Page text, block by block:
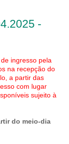
-
ingresso pela
na recepção do
a partir das
com lugar
sujeito à
do meio-dia